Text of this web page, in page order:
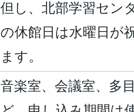
但し、北部学習セン
の休館日は水曜日が
ます。
音楽室、会議室、多